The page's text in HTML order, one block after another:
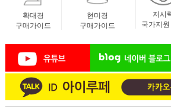
확대경
구매가이드
현미경
구매가이드
저시
국가지